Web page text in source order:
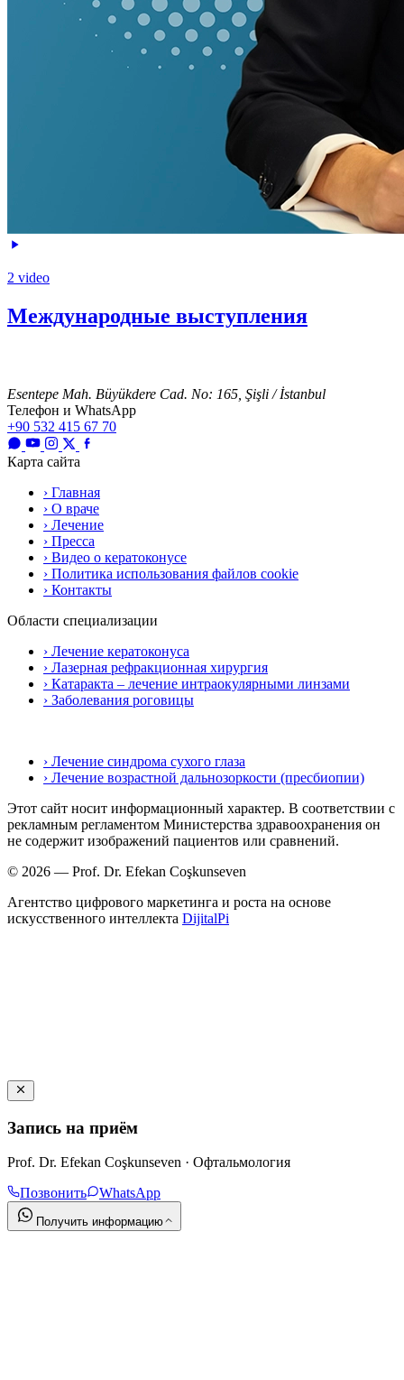
2 video
Международные выступления
Esentepe Mah. Büyükdere Cad. No: 165, Şişli / İstanbul
Телефон и WhatsApp
+90 532 415 67 70
Карта сайта
› Главная
› О враче
› Лечение
› Пресса
› Видео о кератоконусе
› Политика использования файлов cookie
› Контакты
Области специализации
› Лечение кератоконуса
› Лазерная рефракционная хирургия
› Катаракта – лечение интраокулярными линзами
› Заболевания роговицы
› Лечение синдрома сухого глаза
› Лечение возрастной дальнозоркости (пресбиопии)
Этот сайт носит информационный характер. В соответствии с
рекламным регламентом Министерства здравоохранения он
не содержит изображений пациентов или сравнений.
© 2026 — Prof. Dr. Efekan Coşkunseven
Агентство цифрового маркетинга и роста на основе
искусственного интеллекта DijitalPi
Запись на приём
Prof. Dr. Efekan Coşkunseven · Офтальмология
Позвонить
WhatsApp
Получить информацию